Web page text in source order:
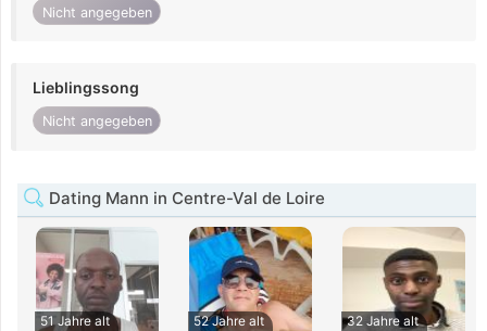
Nicht angegeben
Lieblingssong
Nicht angegeben
Dating Mann in Centre-Val de Loire
51 Jahre alt
52 Jahre alt
32 Jahre alt